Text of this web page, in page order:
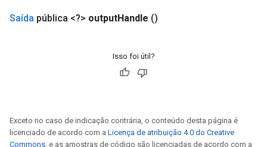
Saída pública <?> outputHandle ()
Isso foi útil?
Exceto no caso de indicação contrária, o conteúdo desta página é
licenciado de acordo com a Licença de atribuição 4.0 do Creative
Commons, e as amostras de código são licenciadas de acordo com a